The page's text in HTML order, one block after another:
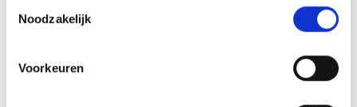
Noodzakelijk
Voorkeuren